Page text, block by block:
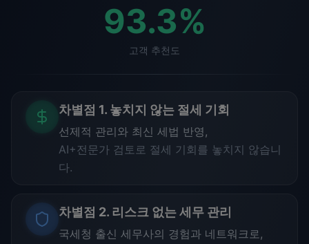
93.3%
고객 추천도
차별점 1. 놓치지 않는 절세 기회
선제적 관리와 최신 세법 반영,
AI+전문가 검토로 절세 기회를 놓치지 않습니
다.
차별점 2. 리스크 없는 세무 관리
국세청 출신 세무사의 경험과 네트워크로,